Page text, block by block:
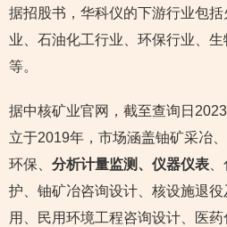
据招股书，华科仪的下游行业包
业、石油化工行业、环保行业、
等。
据中核矿业官网，截至查询日
立于2019年，市场涵盖铀矿采冶
环保、 分析计量监测、仪器仪表
护、铀矿冶咨询设计、核设施退
用、民用环境工程咨询设计、医